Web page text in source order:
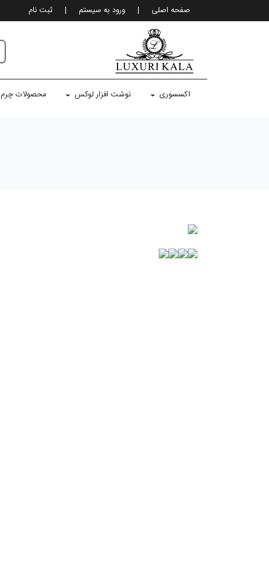
صفحه اصلی | ورود به سيستم | ثبت نام
اکسسوری نوشت افزار لوکس محصولات چرم